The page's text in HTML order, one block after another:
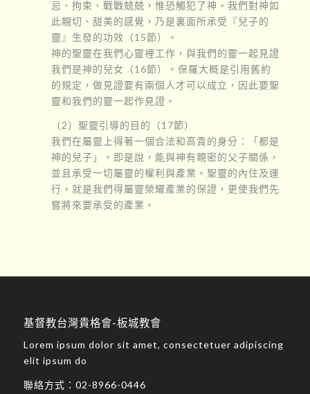
忌、拘束、戰戰兢兢，惟恐觸犯了神。我們對神如
此親切、甜美的感覺，乃是裏面所承受『兒子的
靈』生發的功效（15節）。
神的聖靈在我們心靈裡工作，與我們的靈一起見證
我們是神的兒女（16節）。保羅大概是引用舊約
的規定，做見證要有兩個人才可以成立，因此要聖
靈和我們的靈一起作見證。
（2）聖靈引導的目的（17節）
我們在屬靈上得著一個合法和高貴的身分：「都是
神的兒子」。即是說，能與神有親密的父子關係，
並且承受一切屬靈的權利與產業。聖靈的內住及運
行，就是我們得屬靈榮耀產業的保證，更使我們先
嘗將來要承受的產業。
基督教台灣貴格會-板城教會
Lorem ipsum dolor sit amet, consectetuer adipiscing
elit ipsum do
聯絡方式： 02-8966-0446